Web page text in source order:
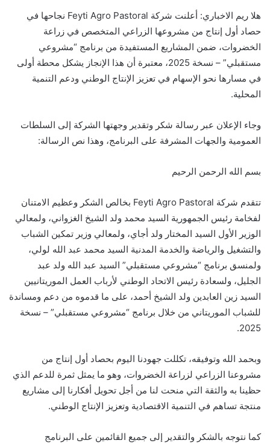
هلا ريم الاخباري: أعلنت شركة Feyti Agro Pastoral نجاحها في
حصاد أول إنتاج من مشروعها الزراعي المتخصص في زراعة
الخضروات، ضمن المشاريع المستفيدة من برنامج “مشروعي
مستقبلي” – نسخة 2025، معتبرة أن هذا الإنجاز يشكل محطة أولى
في مسارها نحو الإسهام في تعزيز الإنتاج الوطني ودعم التنمية
المحلية.
وجاء الإعلان عبر رسالة شكر وتقدير وجهتها الشركة إلى السلطات
العمومية والجهات المشرفة على البرنامج، وهذا نص الرسالة:
بسم الله الرحمن الرحيم
تتقدم شركة Feyti Agro Pastoral بخالص الشكر وعظيم الامتنان
لفخامة رئيس الجمهورية السيد محمد ولد الشيخ الغزواني، ولمعالي
الوزير الأول السيد المختار ولد أجاي، ولمعالي وزير تمكين الشباب
والتشغيل والرياضة والخدمة المدنية السيد محمد عبد الله لولي،
ولمنسق برنامج “مشروعي مستقبلي” السيد عبد الله ولد عبد
الجليل، ولسعادة رئيس الاتحاد الوطني لأرباب العمل الموريتانيين
السيد زين العابدين ولد الشيخ أحمد، على ما قدموه من دعم ومساندة
للشباب الموريتاني من خلال برنامج “مشروعي مستقبلي” – نسخة
2025.
وبحمد الله وتوفيقه، تكللت جهودنا اليوم بحصاد أول إنتاج من
مشروعنا الزراعي لزراعة الخضروات، وهو ما يمثل ثمرة للدعم الذي
حظينا به والثقة التي منحت لنا من أجل تحويل أفكارنا إلى مشاريع
منتجة تساهم في التنمية الاقتصادية وتعزيز الإنتاج الوطني.
كما نتوجه بالشكر والتقدير إلى جميع القائمين على البرنامج